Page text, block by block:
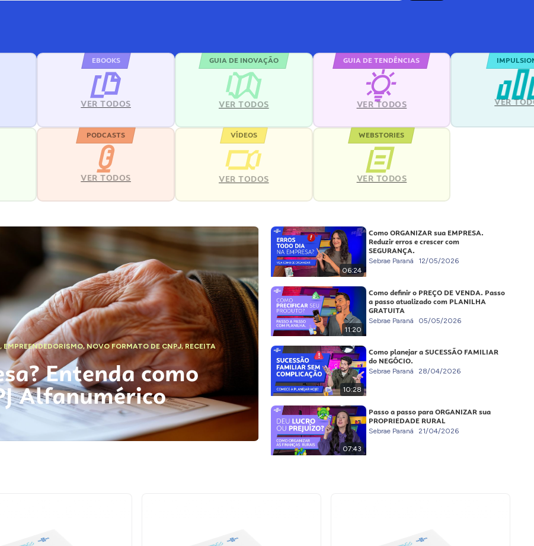
EBOOKS
VER TODOS
GUIA DE INOVAÇÃO
VER TODOS
GUIA DE TENDÊNCIAS
VER TODOS VER
PODCASTS
VER TODOS
VÍDEOS
VER TODOS
WEBSTORIES
VER TODOS
, EMPREENDEDORISMO,NOVO FORMATO DE CNPJ,RECEITA
Entenda como
Alfanumérico
06:24
Como ORGANIZAR sua EMPRESA.
Reduzir erros e crescer com
SEGURANÇA.
Sebrae Paraná 12/05/2026
11:20
Como definir o PREÇO DE VENDA. Passo
a passo atualizado com PLANILHA
GRATUITA
Sebrae Paraná 05/05/2026
10:28
Como planejar a SUCESSÃO FAMILIAR
do NEGÓCIO.
Sebrae Paraná 28/04/2026
07:43
Passo a passo para ORGANIZAR sua
PROPRIEDADE RURAL
Sebrae Paraná 21/04/2026